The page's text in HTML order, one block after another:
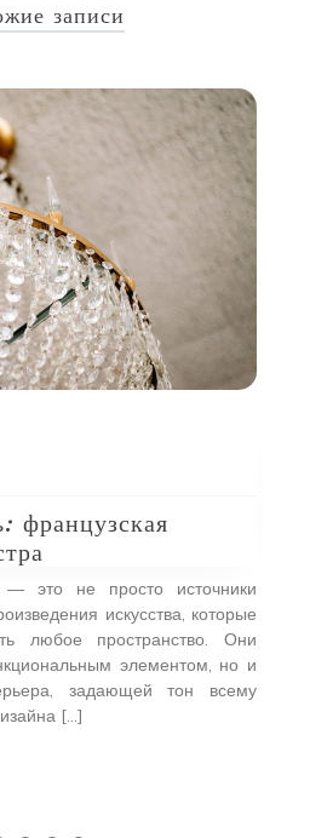
записи
французская
это не просто источники
искусства, которые
любое пространство. Они
элементом, но и
задающей тон всему
[…]